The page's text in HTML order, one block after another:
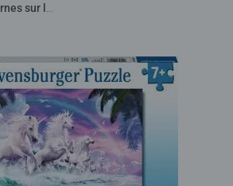
sur la plage